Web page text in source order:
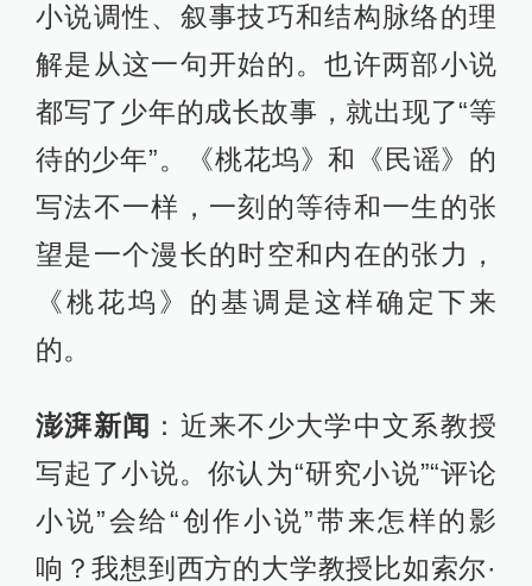
小说调性、叙事技巧和结构脉络的理
解是从这一句开始的。也许两部小说
都写了少年的成长故事，就出现了“等
待的少年”。《桃花坞》和《民谣》的
写法不一样，一刻的等待和一生的张
望是一个漫长的时空和内在的张力，
《桃花坞》的基调是这样确定下来
的。
澎湃新闻 ：近来不少大学中文系教授
写起了小说。你认为“研究小说”“评论
小说”会给“创作小说”带来怎样的影
响？我想到西方的大学教授比如索尔·